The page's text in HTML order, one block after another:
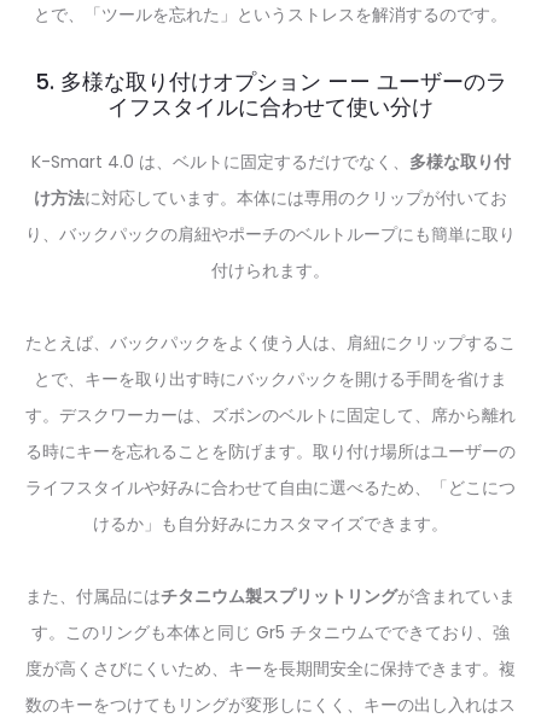
とで、「ツールを忘れた」というストレスを解消するのです。
5. 多様な取り付けオプション —— ユーザーのラ
イフスタイルに合わせて使い分け
K-Smart 4.0 は、ベルトに固定するだけでなく、 多様な取り付
け方法に対応しています。本体には専用のクリップが付いてお
り、バックパックの肩紐やポーチのベルトループにも簡単に取り
付けられます。
たとえば、バックパックをよく使う人は、肩紐にクリップするこ
とで、キーを取り出す時にバックパックを開ける手間を省けま
す。デスクワーカーは、ズボンのベルトに固定して、席から離れ
る時にキーを忘れることを防げます。取り付け場所はユーザーの
ライフスタイルや好みに合わせて自由に選べるため、「どこにつ
けるか」も自分好みにカスタマイズできます。
また、付属品にはチタニウム製スプリットリングが含まれていま
す。このリングも本体と同じ Gr5 チタニウムでできており、強
度が高くさびにくいため、キーを長期間安全に保持できます。複
数のキーをつけてもリングが変形しにくく、キーの出し入れはス